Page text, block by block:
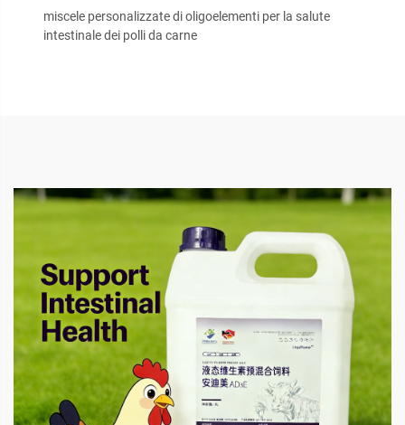
miscele personalizzate di oligoelementi per la salute
intestinale dei polli da carne